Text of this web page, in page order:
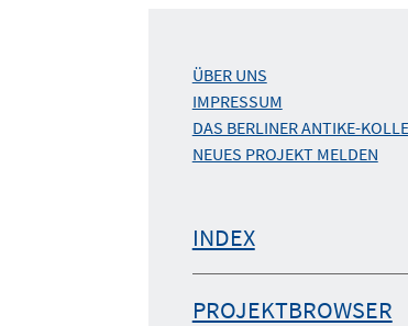
ÜBER UNS
IMPRESSUM
DAS BERLINER ANTIKE-
NEUES PROJEKT MELDEN
INDEX
PROJEKTBROWSER